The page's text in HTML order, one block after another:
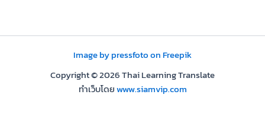
Image by pressfoto on Freepik
Copyright © 2026 Thai Learning Translate
ทำเว็บโดยwww.siamvip.com